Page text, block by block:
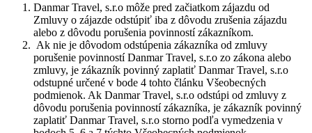
Danmar Travel, s.r.o môže pred začiatkom zájazdu od
Zmluvy o zájazde odstúpiť iba z dôvodu zrušenia zájazdu
alebo z dôvodu porušenia povinností zákazníkom.
Ak nie je dôvodom odstúpenia zákazníka od zmluvy
porušenie povinností Danmar Travel, s.r.o zo zákona alebo
zmluvy, je zákazník povinný zaplatiť Danmar Travel, s.r.o
odstupné určené v bode 4 tohto článku Všeobecných
podmienok. Ak Danmar Travel, s.r.o odstúpi od zmluvy z
dôvodu porušenia povinností zákazníka, je zákazník povinný
zaplatiť Danmar Travel, s.r.o storno podľa vymedzenia v